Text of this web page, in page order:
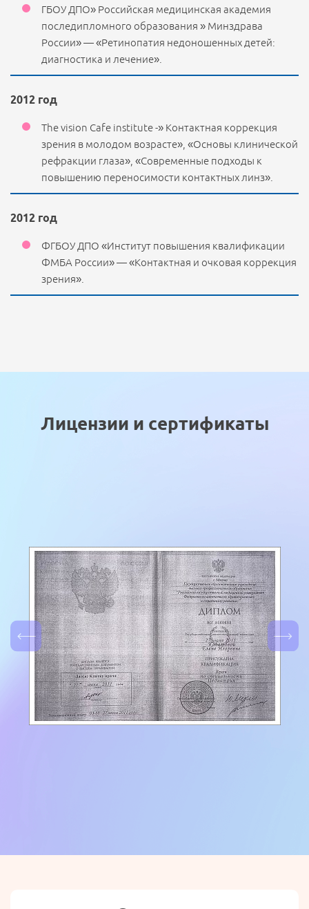
ГБОУ ДПО» Российская медицинская академия
последипломного образования » Минздрава
России» — «Ретинопатия недоношенных детей:
диагностика и лечение».
2012 год
The vision Cafe institute -» Контактная коррекция
зрения в молодом возрасте», «Основы клинической
рефракции глаза», «Современные подходы к
повышению переносимости контактных линз».
2012 год
ФГБОУ ДПО «Институт повышения квалификации
ФМБА России» — «Контактная и очковая коррекция
зрения».
Лицензии и сертификаты
Наименование услуги: